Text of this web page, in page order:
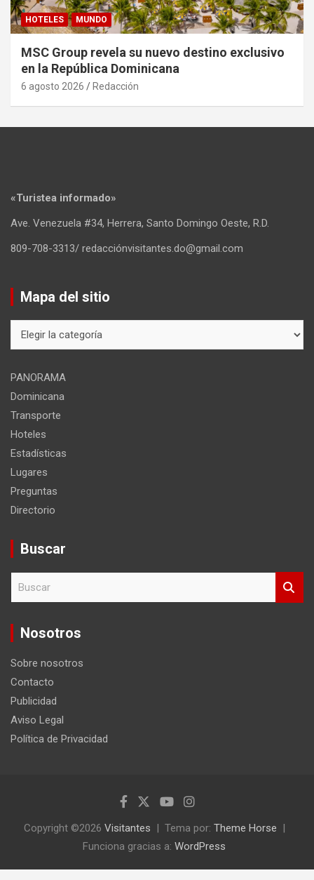
HOTELES MUNDO
MSC Group revela su nuevo destino exclusivo
en la República Dominicana
6 agosto 2026 Redacción
«Turistea informado»
Ave. Venezuela #34, Herrera, Santo Domingo Oeste, R.D.
809-708-3313/ redacciónvisitantes.do@gmail.com
Mapa del sitio
del
PANORAMA
Dominicana
Transporte
Hoteles
Estadísticas
Lugares
Preguntas
Directorio
Buscar
c
Nosotros
Sobre nosotros
Contacto
Publicidad
Aviso Legal
Política de Privacidad
Copyright ©2026 Visitantes Tema por: Theme Horse
Funciona gracias a: WordPress